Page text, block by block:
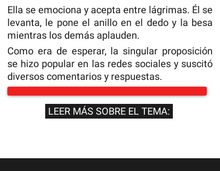
Ella se emociona y acepta entre lágrimas. Él se
levanta, le pone el anillo en el dedo y la besa
mientras los demás aplauden.
Como era de esperar, la singular proposición
se hizo popular en las redes sociales y suscitó
diversos comentarios y respuestas.
LEER MÁS SOBRE EL TEMA: